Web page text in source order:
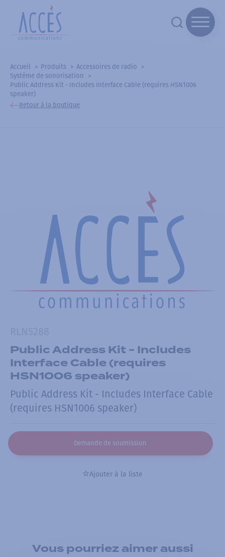
Accueil Produits
Accessoires de radio
Système de sonorisation
Public Address Kit - Includes Interface Cable (requires HSN1006
speaker)
Retour à la boutique
Public Address Kit - Includes
Interface Cable (requires
HSN1006 speaker)
Public Address Kit - Includes Interface Cable
(requires HSN1006 speaker)
Demande de soumission
Ajouter à la liste
Vous pourriez aimer aussi